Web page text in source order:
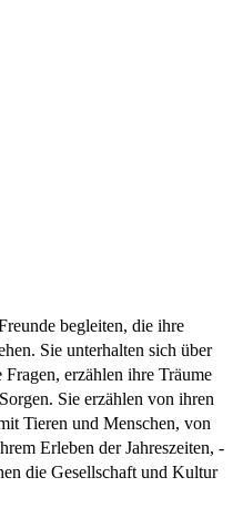
begleiten, die ihre
Sie unterhalten sich über
erzählen ihre Träume
Sie erzählen von ihren
Tieren und Menschen, von
Erleben der Jahreszeiten, -
die Gesellschaft und Kultur